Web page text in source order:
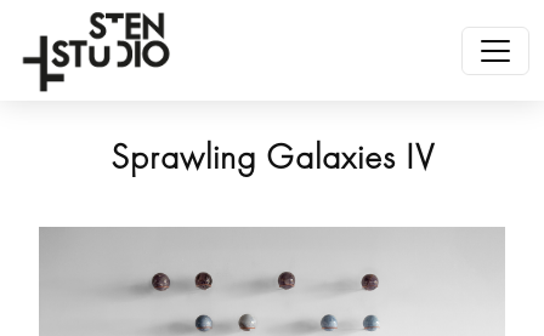
Sprawling Galaxies IV